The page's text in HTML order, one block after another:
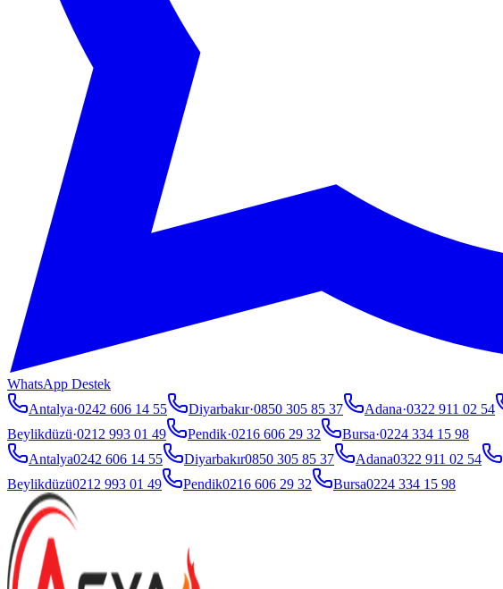
WhatsApp Destek
Antalya·0242 606 14 55 Diyarbakır·0850 305 85 37 Adana·0322 911 02 54
Beylikdüzü·0212 993 01 49 Pendik·0216 606 29 32 Bursa·0224 334 15 98
Antalya0242 606 14 55 Diyarbakır0850 305 85 37 Adana0322 911 02 54
Beylikdüzü0212 993 01 49 Pendik0216 606 29 32 Bursa0224 334 15 98